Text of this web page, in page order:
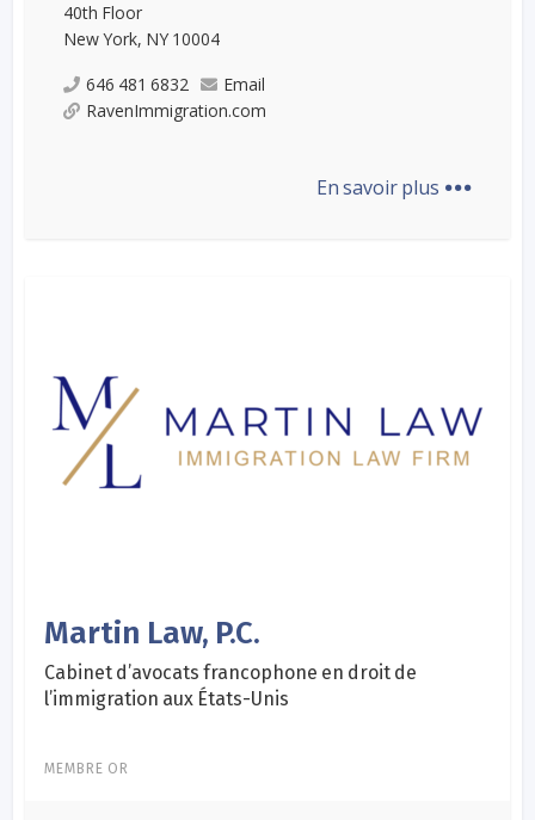
40th Floor
New York, NY 10004
646 481 6832
Email
RavenImmigration.com
En savoir plus ...
Martin Law, P.C.
Cabinet d’avocats francophone en droit de
l’immigration aux États-Unis
MEMBRE OR